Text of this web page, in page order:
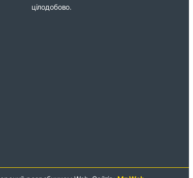
цілодобово.